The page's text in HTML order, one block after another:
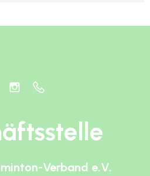
Verband e.V.